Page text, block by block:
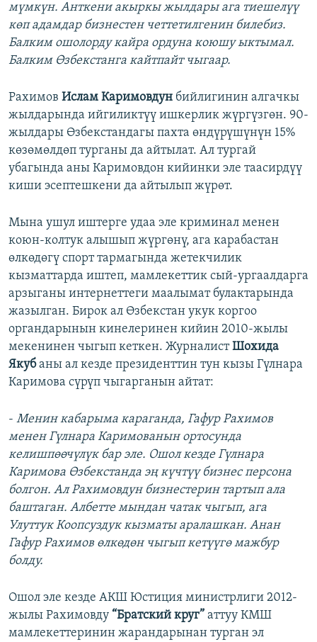
мүмкүн. Анткени акыркы жылдары ага тиешелүү
көп адамдар бизнестен четтетилгенин билебиз.
Балким ошолорду кайра ордуна коюшу ыктымал.
Балким Өзбекстанга кайтпайт чыгаар.
Рахимов Ислам Каримовдун бийлигинин алгачкы
жылдарында ийгиликтүү ишкерлик жүргүзгөн. 90-
жылдары Өзбекстандагы пахта өндүрүшүнүн 15%
көзөмөлдөп турганы да айтылат. Ал тургай
убагында аны Каримовдон кийинки эле таасирдүү
киши эсептешкени да айтылып жүрөт.
Мына ушул иштерге удаа эле криминал менен
коюн-колтук алышып жүргөнү, ага карабастан
өлкөдөгү спорт тармагында жетекчилик
кызматтарда иштеп, мамлекеттик сый-ургаалдарга
арзыганы интернеттеги маалымат булактарында
жазылган. Бирок ал Өзбекстан укук коргоо
органдарынын кинелеринен кийин 2010-жылы
мекенинен чыгып кеткен. ЖурналистШохида
Якубаны ал кезде президенттин тун кызы Гүлнара
Каримова сүрүп чыгарганын айтат:
- Менин кабарыма караганда, Гафур Рахимов
менен Гүлнара Каримованын ортосунда
келишпөөчүлүк бар эле. Ошол кезде Гүлнара
Каримова Өзбекстанда эң күчтүү бизнес персона
болгон. Ал Рахимовдун бизнестерин тартып ала
баштаган. Албетте мындан чатак чыгып, ага
Улуттук Коопсуздук кызматы аралашкан. Анан
Гафур Рахимов өлкөдөн чыгып кетүүгө мажбур
болду.
Ошол эле кезде АКШ Юстиция министрлиги 2012-
жылы Рахимовду “Братский круг” аттуу КМШ
мамлекеттеринин жарандарынан турган эл